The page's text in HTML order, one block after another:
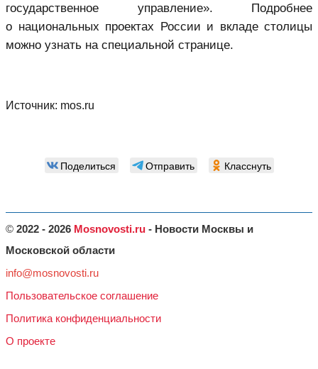
государственное управление». Подробнее
о национальных проектах России и вкладе столицы
можно узнать на специальной странице.
Источник: mos.ru
Поделиться Отправить Класснуть
© 2022 - 2026 Mosnovosti.ru - Новости Москвы и
Московской области
info@mosnovosti.ru
Пользовательское соглашение
Политика конфиденциальности
О проекте